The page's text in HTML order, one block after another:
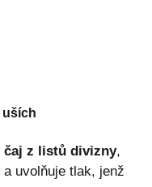
uších
čaj z listů divizny,
uvolňuje tlak, jenž